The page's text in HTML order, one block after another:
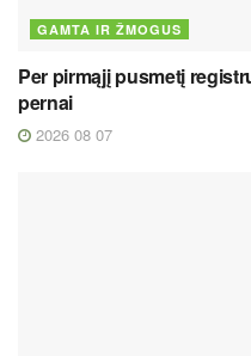
GAMTA IR ŽMOGUS
Per pirmąjį pusmetį
pernai
2026 08 07